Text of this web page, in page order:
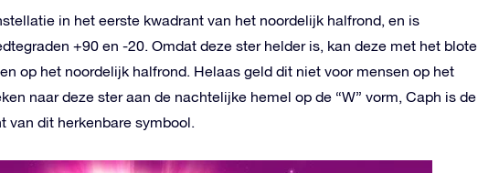
in het eerste kwadrant van het noordelijk halfrond, en is
+90 en -20. Omdat deze ster helder is, kan deze met het blote
op het noordelijk halfrond. Helaas geld dit niet voor mensen op het
naar deze ster aan de nachtelijke hemel op de “W” vorm, Caph is de
van dit herkenbare symbool.